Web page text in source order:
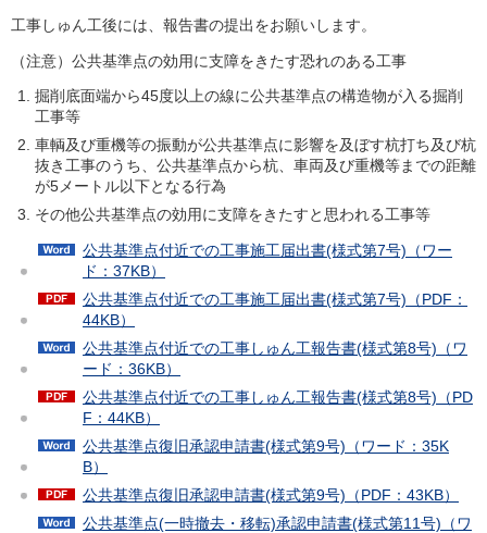
工事しゅん工後には、報告書の提出をお願いします。
（注意）公共基準点の効用に支障をきたす恐れのある工事
掘削底面端から45度以上の線に公共基準点の構造物が入る掘削
工事等
車輌及び重機等の振動が公共基準点に影響を及ぼす杭打ち及び杭
抜き工事のうち、公共基準点から杭、車両及び重機等までの距離
が5メートル以下となる行為
その他公共基準点の効用に支障をきたすと思われる工事等
公共基準点付近での工事施工届出書(様式第7号)（ワー
ド：37KB）
公共基準点付近での工事施工届出書(様式第7号)（PDF：
44KB）
公共基準点付近での工事しゅん工報告書(様式第8号)（ワ
ード：36KB）
公共基準点付近での工事しゅん工報告書(様式第8号)（PD
F：44KB）
公共基準点復旧承認申請書(様式第9号)（ワード：35K
B）
公共基準点復旧承認申請書(様式第9号)（PDF：43KB）
公共基準点(一時撤去・移転)承認申請書(様式第11号)（ワ